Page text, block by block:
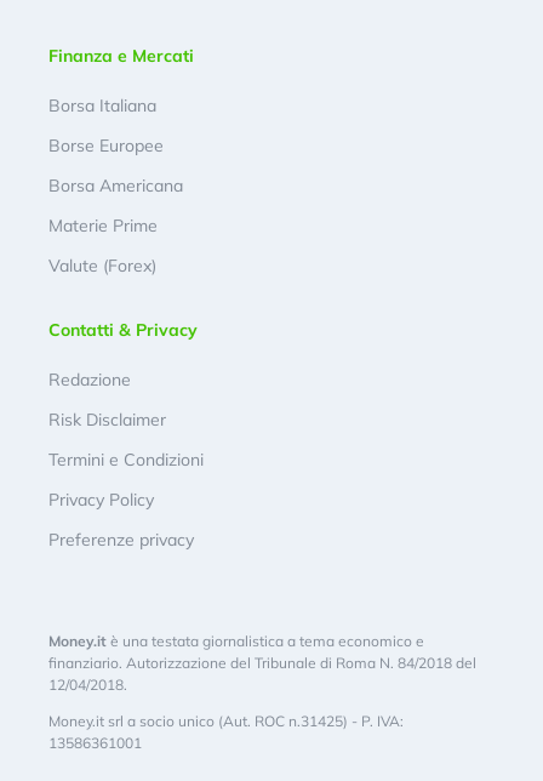
Finanza e Mercati
Borsa Italiana
Borse Europee
Borsa Americana
Materie Prime
Valute (Forex)
Contatti & Privacy
Redazione
Risk Disclaimer
Termini e Condizioni
Privacy Policy
Preferenze privacy
Money.it è una testata giornalistica a tema economico e
finanziario. Autorizzazione del Tribunale di Roma N. 84/2018 del
12/04/2018.
Money.it srl a socio unico (Aut. ROC n.31425) - P. IVA:
13586361001